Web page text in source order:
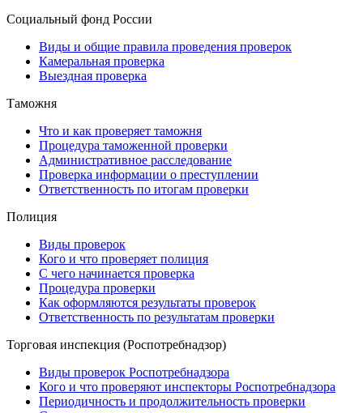
Социальный фонд России
Виды и общие правила проведения проверок
Камеральная проверка
Выездная проверка
Таможня
Что и как проверяет таможня
Процедура таможенной проверки
Административное расследование
Проверка информации о преступлении
Ответственность по итогам проверки
Полиция
Виды проверок
Кого и что проверяет полиция
С чего начинается проверка
Процедура проверки
Как оформляются результаты проверок
Ответственность по результатам проверки
Торговая инспекция (Роспотребнадзор)
Виды проверок Роспотребнадзора
Кого и что проверяют инспекторы Роспотребнадзора
Периодичность и продолжительность проверки